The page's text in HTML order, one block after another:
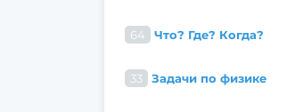
64 Что? Где? Когда?
33 Задачи по физике